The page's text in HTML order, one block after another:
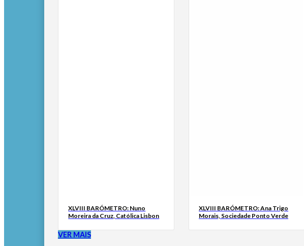
XLVIII BARÓMETRO: Nuno
Moreira da Cruz, Católica Lisbon
XLVIII BARÓMETRO: Ana Trigo
Morais, Sociedade Ponto Verde
VER MAIS